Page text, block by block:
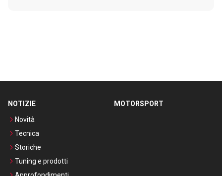
NOTIZIE
Novità
Tecnica
Storiche
Tuning e prodotti
MOTORSPORT